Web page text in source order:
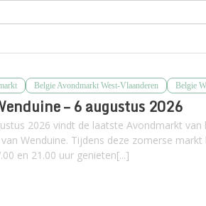
Belgie Avondmarkt West-Vlaanderen Belgie
– 6 augustus 2026
2026 vindt de laatste Avondmarkt van
Wenduine. Tijdens deze zomerse markt
en 21.00 uur genieten[...]